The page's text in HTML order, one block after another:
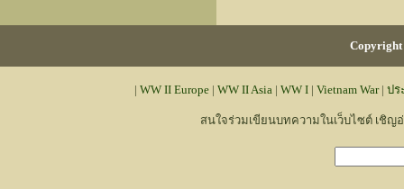
Copyright
|WW II Europe |WW II Asia |WW I |Vietnam War|ปร
สนใจร่วมเขียนบทความในเว็บไซต์ เชิญ